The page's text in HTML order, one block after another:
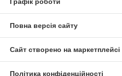
Графік роботи
Повна версія сайту
Сайт створено на маркетплейсі
Політика конфіденційності